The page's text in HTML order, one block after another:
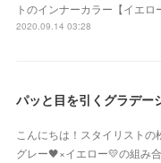
トのインナーカラー【イエロ
2020.09.14 03:28
こんにちは！スタイリスト
グレー🖤×イエロー💛の組み